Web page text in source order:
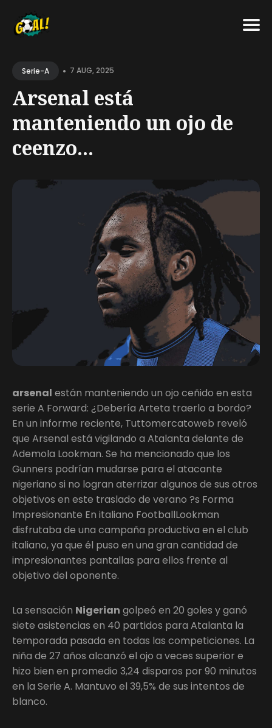
forSerie-A • 7 AUG, 2025
Arsenal está
manteniendo un ojo de
ceenzo...
arsenal están manteniendo un ojo ceñido en esta
serie A Forward: ¿Debería Arteta traerlo a bordo?
En un informe reciente, Tuttomercatoweb reveló
que Arsenal está vigilando a Atalanta delante de
Ademola Lookman. Se ha mencionado que los
Gunners podrían mudarse para el atacante
nigeriano si no logran aterrizar algunos de sus otros
objetivos en este traslado de verano ?s Forma
Impresionante En italiano FootballLookman
disfrutaba de una campaña productiva en el club
italiano, ya que él puso en una gran cantidad de
impresionantes pantallas para ellos frente al
objetivo del oponente.
La sensación Nigerian golpeó en 20 goles y ganó
siete asistencias en 40 partidos para Atalanta la
temporada pasada en todas las competiciones. La
niña de 27 años alcanzó el ojo a veces superior e
hizo bien en promedio 3,24 disparos por 90 minutos
en la Serie A. Mantuvo el 39,5% de sus intentos de
blanco.